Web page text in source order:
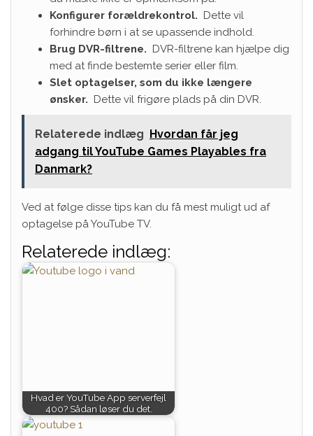
Konfigurer forældrekontrol. Dette vil
forhindre børn i at se upassende indhold.
Brug DVR-filtrene. DVR-filtrene kan hjælpe dig
med at finde bestemte serier eller film.
Slet optagelser, som du ikke længere
ønsker. Dette vil frigøre plads på din DVR.
Relaterede indlæg Hvordan får jeg
adgang til YouTube Games Playables fra
Danmark?
Ved at følge disse tips kan du få mest muligt ud af
optagelse på YouTube TV.
Relaterede indlæg:
Hvad er YouTube App serverfejl
400? Sådan løser du det.